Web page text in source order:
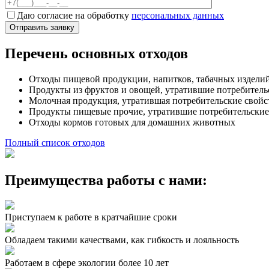
Даю согласие на обработку персональных данных
Перечень основных отходов
Отходы пищевой продукции, напитков, табачных
Продукты из фруктов и овощей, утратившие
Молочная продукция, утратившая потребительские
Продукты пищевые прочие, утратившие потребительские
Отходы кормов готовых для домашних животных
Полный список отходов
Преимущества работы с нами:
Приступаем к работе в кратчайшие сроки
Обладаем такими качествами, как гибкость и лояльность
Работаем в сфере экологии более 10 лет